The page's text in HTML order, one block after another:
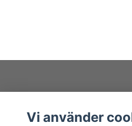
Vi använder